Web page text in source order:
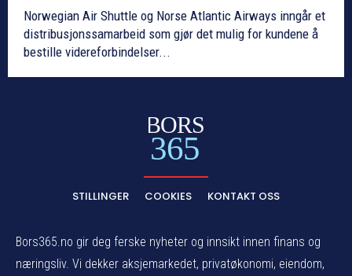
Norwegian Air Shuttle og Norse Atlantic Airways inngår et
distribusjonssamarbeid som gjør det mulig for kundene å
bestille videreforbindelser...
BORS
365
STILLINGER COOKIES KONTAKT OSS
Bors365.no gir deg ferske nyheter og innsikt innen finans og
næringsliv. Vi dekker aksjemarkedet, privatøkonomi, eiendom,